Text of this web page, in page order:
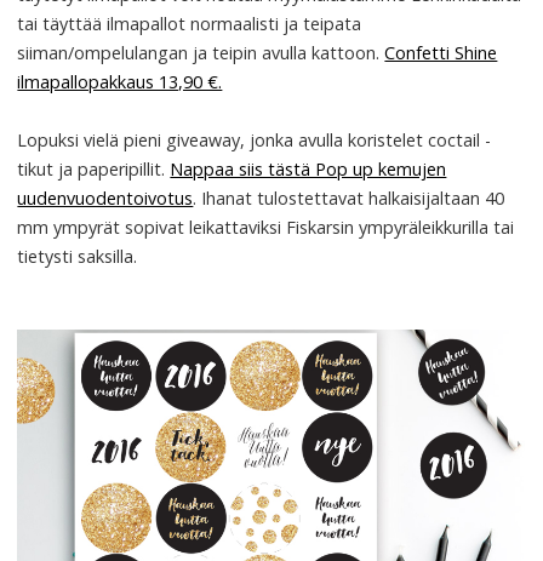
tai täyttää ilmapallot normaalisti ja teipata
siiman/ompelulangan ja teipin avulla kattoon.Confetti Shine
ilmapallopakkaus 13,90 €.
Lopuksi vielä pieni giveaway, jonka avulla koristelet coctail -
tikut ja paperipillit. Nappaa siis tästä Pop up kemujen
uudenvuodentoivotus. Ihanat tulostettavat halkaisijaltaan 40
mm ympyrät sopivat leikattaviksi Fiskarsin ympyräleikkurilla tai
tietysti saksilla.